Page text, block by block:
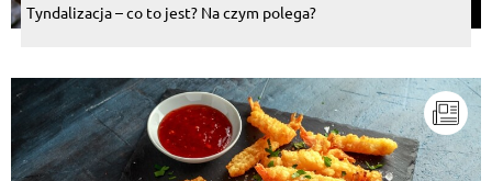
Tyndalizacja – co to jest? Na czym polega?